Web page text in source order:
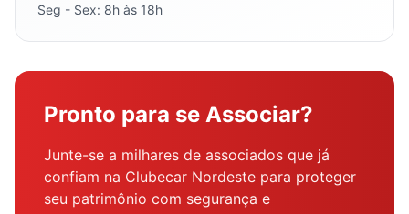
Seg - Sex: 8h às 18h
Pronto para se Associar?
Junte-se a milhares de associados que já
confiam na Clubecar Nordeste para proteger
seu patrimônio com segurança e